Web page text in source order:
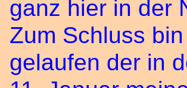
ganz hier in der
Zum Schluss
gelaufen der in